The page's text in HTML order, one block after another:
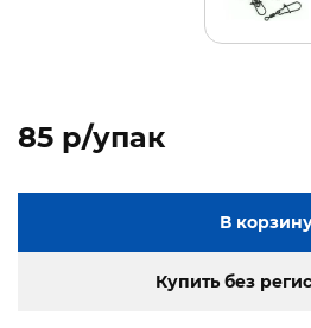
85 p/упак
В
Купить без